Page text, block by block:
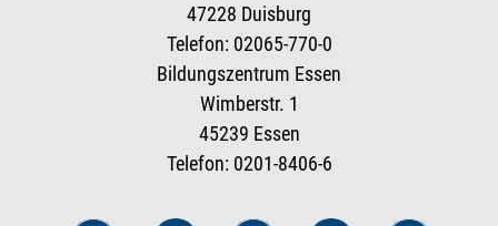
47228 Duisburg
Telefon: 02065-770-0
Bildungszentrum Essen
Wimberstr. 1
45239 Essen
Telefon: 0201-8406-6